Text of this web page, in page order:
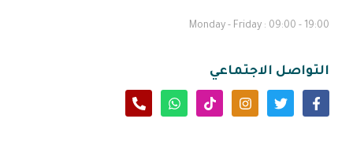
Monday - Friday : 09:00 - 19:00
التواصل الاجتماعي